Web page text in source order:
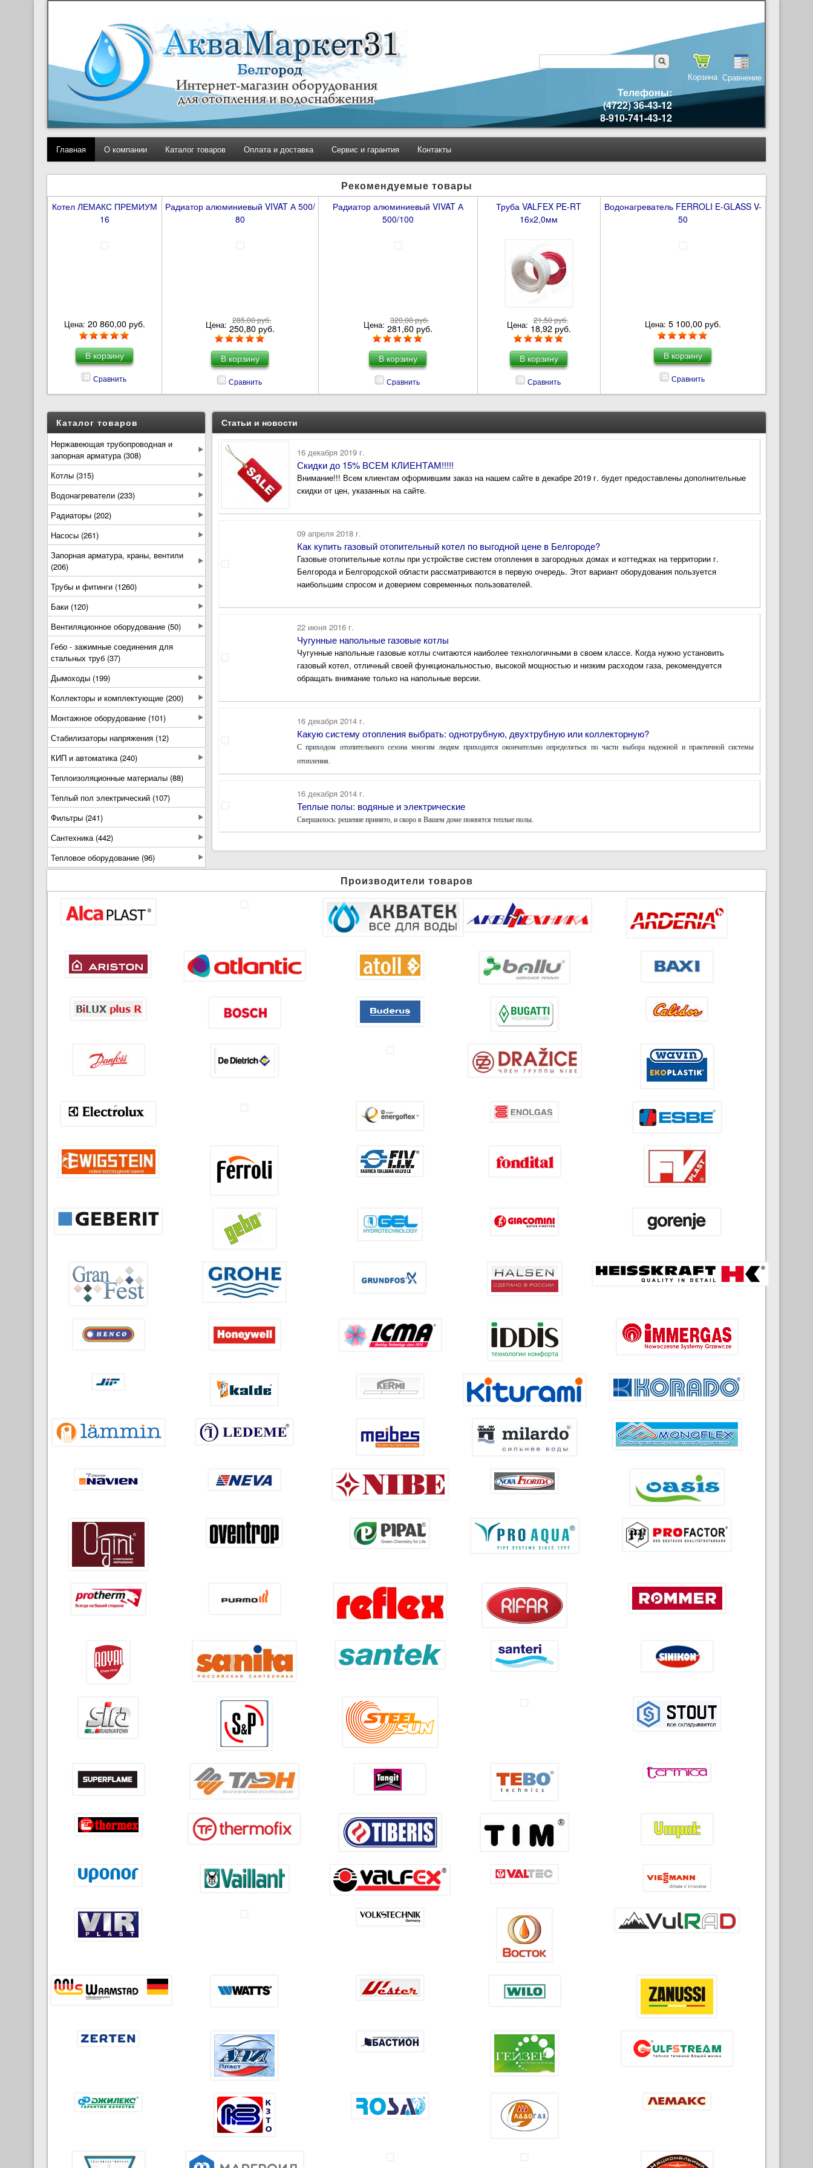
Телефоны:
(4722) 36-43-12
8-910-741-43-12
Корзина Сравнение
Главная О компании Каталог товаров Оплата и доставка Сервис и гарантия Контакты
Рекомендуемые товары
Котел ЛЕМАКС ПРЕМИУМ
16
Цена: 20 860,00 руб.
Сравнить
Радиатор алюминиевый VIVAT А 500/
80
Цена: 285,00 руб.
250,80 руб.
Сравнить
Радиатор алюминиевый VIVAT А
500/100
Цена: 320,00 руб.
281,60 руб.
Сравнить
Труба VALFEX PE-RT
16х2,0мм
Цена: 21,50 руб.
18,92 руб.
Сравнить
Водонагреватель FERROLI E-GLASS V-
50
Цена: 5 100,00 руб.
Сравнить
Статьи и новости
16 декабря 2019 г.
Скидки до 15% ВСЕМ КЛИЕНТАМ!!!!!
Внимание!!! Всем клиентам оформившим заказ на нашем сайте в декабре 2019 г. будет предоставлены дополнительные
скидки от цен, указанных на сайте.
09 апреля 2018 г.
Как купить газовый отопительный котел по выгодной цене в Белгороде?
Газовые отопительные котлы при устройстве систем отопления в загородных домах и коттеджах на территории г.
Белгорода и Белгородской области рассматриваются в первую очередь. Этот вариант оборудования пользуется
наибольшим спросом и доверием современных пользователей.
22 июня 2016 г.
Чугунные напольные газовые котлы
Чугунные напольные газовые котлы считаются наиболее технологичными в своем классе. Когда нужно установить
газовый котел, отличный своей функциональностью, высокой мощностью и низким расходом газа, рекомендуется
обращать внимание только на напольные версии.
16 декабря 2014 г.
Какую систему отопления выбрать: однотрубную, двухтрубную или коллекторную?
С приходом отопительного сезона многим людям приходится окончательно определяться по части выбора надежной и практичной системы
отопления.
16 декабря 2014 г.
Теплые полы: водяные и электрические
Свершилось: решение принято, и скоро в Вашем доме появятся теплые полы.
Каталог товаров
Нержавеющая трубопроводная и
запорная арматура (308)
Котлы (315)
Водонагреватели (233)
Радиаторы (202)
Насосы (261)
Запорная арматура, краны, вентили
(206)
Трубы и фитинги (1260)
Баки (120)
Вентиляционное оборудование (50)
Гебо - зажимные соединения для
стальных труб (37)
Дымоходы (199)
Коллекторы и комплектующие (200)
Монтажное оборудование (101)
Стабилизаторы напряжения (12)
КИП и автоматика (240)
Теплоизоляционные материалы (88)
Теплый пол электрический (107)
Фильтры (241)
Сантехника (442)
Тепловое оборудование (96)
Производители товаров